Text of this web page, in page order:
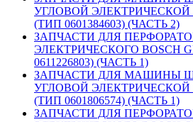
УГЛОВОЙ ЭЛЕКТРИЧЕСКОЙ
(ТИП 0601384603) (ЧАСТЬ 2)
ЗАПЧАСТИ ДЛЯ
ЭЛЕКТРИЧЕСКОГО BOSCH
0611226803) (ЧАСТЬ 1)
ЗАПЧАСТИ ДЛЯ МАШИНЫ
УГЛОВОЙ ЭЛЕКТРИЧЕСКОЙ
(ТИП 0601806574) (ЧАСТЬ 1)
ЗАПЧАСТИ ДЛЯ